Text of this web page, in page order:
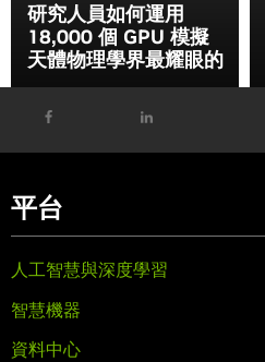
研究人員如何運用
18,000 個 GPU 模擬
天體物理學界最耀眼的
平台
人工智慧與深度學習
智慧機器
資料中心